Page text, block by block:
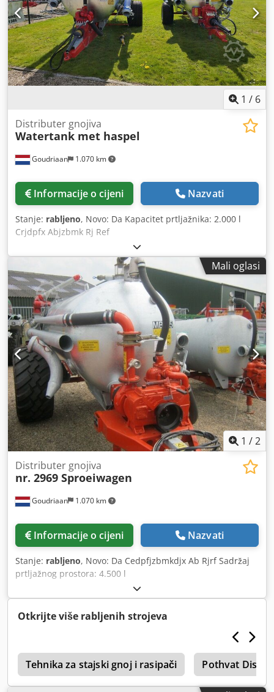
1 / 6
Goudriaan 1.070 km
Distributer gnojiva
Watertank met haspel
Informacije o cijeni Nazvati
Stanje: rabljeno, Novo: Da Kapacitet prtljažnika: 2.000 l
Crjdpfx Abjzbmk Rj Ref
Mali oglasi
1 /2
Goudriaan 1.070 km
Distributer gnojiva
nr. 2969 Sproeiwagen
Informacije o cijeni Nazvati
Stanje: rabljeno, Novo: Da Cedpfjzbmkdjx Ab Rjrf Sadržaj
prtljažnog prostora: 4.500 l
Otkrijte više rabljenih strojeva
Tehnika za stajski gnoj i rasipači Pothvat